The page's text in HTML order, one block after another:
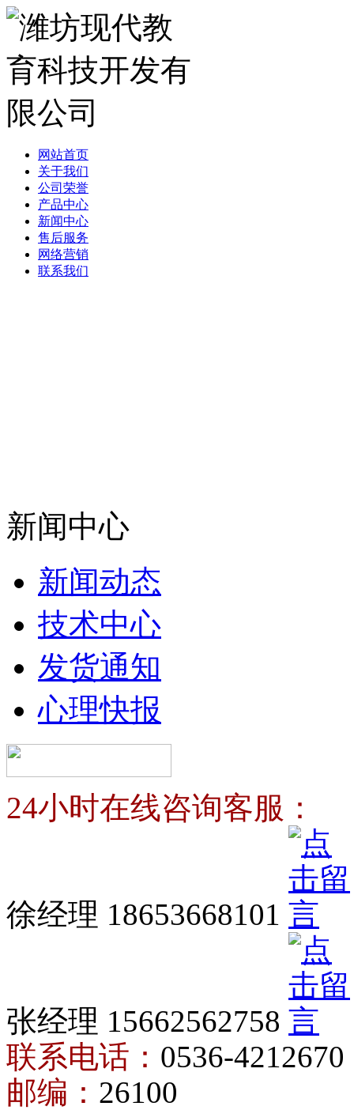
网站首页
关于我们
公司荣誉
产品中心
新闻中心
售后服务
网络营销
联系我们
新闻中心
新闻动态
技术中心
发货通知
心理快报
24小时在线咨询客服：
徐经理 18653668101
张经理 15662562758
联系电话： 0536-4212670
邮编： 26100